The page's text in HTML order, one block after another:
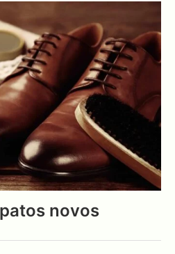
novos